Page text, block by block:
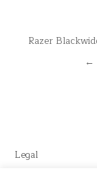
Razer
←
Legal